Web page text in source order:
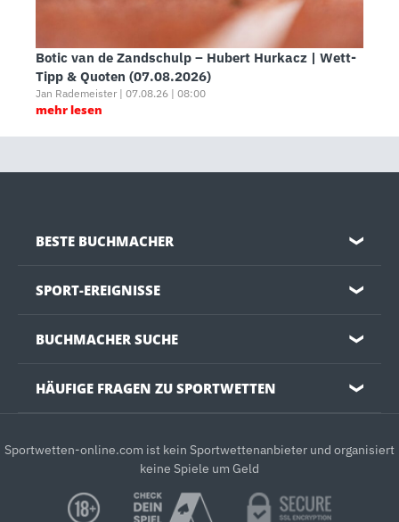
Botic van de Zandschulp – Hubert Hurkacz | Wett-
Tipp & Quoten (07.08.2026)
Jan Rademeister | 07.08.26 | 08:00
mehr lesen
BESTE BUCHMACHER ❯
SPORT-EREIGNISSE ❯
BUCHMACHER SUCHE ❯
HÄUFIGE FRAGEN ZU SPORTWETTEN ❯
Sportwetten-online.com ist kein Sportwettenanbieter und organisiert
keine Spiele um Geld